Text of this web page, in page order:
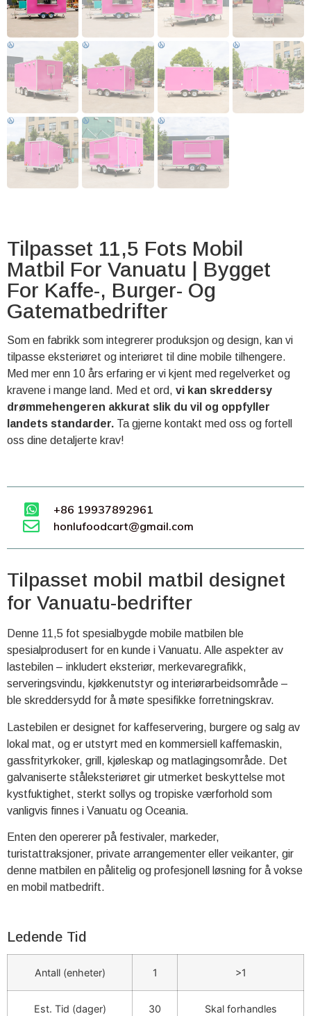
Tilpasset 11,5 Fots Mobil
Matbil For Vanuatu | Bygget
For Kaffe-, Burger- Og
Gatematbedrifter
Som en fabrikk som integrerer produksjon og design, kan vi
tilpasse eksteriøret og interiøret til dine mobile tilhengere.
Med mer enn 10 års erfaring er vi kjent med regelverket og
kravene i mange land. Med et ord, vi kan skreddersy
drømmehengeren akkurat slik du vil og oppfyller
landets standarder. Ta gjerne kontakt med oss ​​og fortell
oss dine detaljerte krav!
+86 19937892961
honlufoodcart@gmail.com
Tilpasset mobil matbil designet
for Vanuatu-bedrifter
Denne 11,5 fot spesialbygde mobile matbilen ble
spesialprodusert for en kunde i Vanuatu. Alle aspekter av
lastebilen – inkludert eksteriør, merkevaregrafikk,
serveringsvindu, kjøkkenutstyr og interiørarbeidsområde –
ble skreddersydd for å møte spesifikke forretningskrav.
Lastebilen er designet for kaffeservering, burgere og salg av
lokal mat, og er utstyrt med en kommersiell kaffemaskin,
gassfrityrkoker, grill, kjøleskap og matlagingsområde. Det
galvaniserte ståleksteriøret gir utmerket beskyttelse mot
kystfuktighet, sterkt sollys og tropiske værforhold som
vanligvis finnes i Vanuatu og Oceania.
Enten den opererer på festivaler, markeder,
turistattraksjoner, private arrangementer eller veikanter, gir
denne matbilen en pålitelig og profesjonell løsning for å vokse
en mobil matbedrift.
Ledende Tid
Antall (enheter) 1 >1
Est. Tid (dager) 30 Skal forhandles